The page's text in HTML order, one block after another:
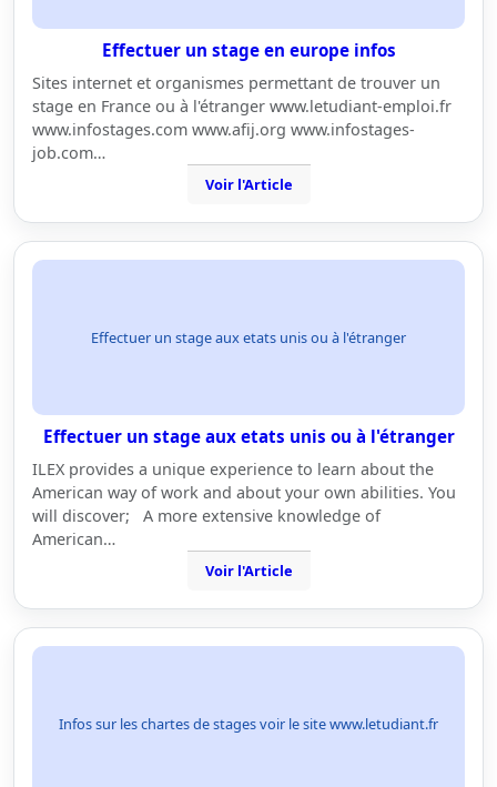
Effectuer un stage en europe infos
Sites internet et organismes permettant de trouver un
stage en France ou à l'étranger www.letudiant-emploi.fr
www.infostages.com www.afij.org www.infostages-
job.com…
Voir l'Article
Effectuer un stage aux etats unis ou à l'étranger
Effectuer un stage aux etats unis ou à l'étranger
ILEX provides a unique experience to learn about the
American way of work and about your own abilities. You
will discover; A more extensive knowledge of
American…
Voir l'Article
Infos sur les chartes de stages voir le site www.letudiant.fr